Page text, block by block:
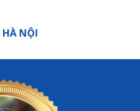
NỘI